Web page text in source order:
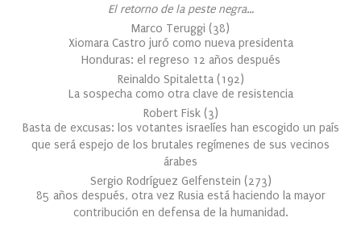
El retorno de la peste negra…
Marco Teruggi (38)
Xiomara Castro juró como nueva presidenta
Honduras: el regreso 12 años después
Reinaldo Spitaletta (192)
La sospecha como otra clave de resistencia
Robert Fisk (3)
Basta de excusas: los votantes israelíes han escogido un país
que será espejo de los brutales regímenes de sus vecinos
árabes
Sergio Rodríguez Gelfenstein (273)
85 años después, otra vez Rusia está haciendo la mayor
contribución en defensa de la humanidad.